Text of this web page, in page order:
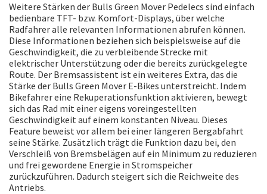
Weitere Stärken der Bulls Green Mover Pedelecs sind einfach
bedienbare TFT- bzw. Komfort-Displays, über welche
Radfahrer alle relevanten Informationen abrufen können.
Diese Informationen beziehen sich beispielsweise auf die
Geschwindigkeit, die zu verbleibende Strecke mit
elektrischer Unterstützung oder die bereits zurückgelegte
Route. Der Bremsassistent ist ein weiteres Extra, das die
Stärke der Bulls Green Mover E-Bikes unterstreicht. Indem
Bikefahrer eine Rekuperationsfunktion aktivieren, bewegt
sich das Rad mit einer eigens voreingestellten
Geschwindigkeit auf einem konstanten Niveau. Dieses
Feature beweist vor allem bei einer längeren Bergabfahrt
seine Stärke. Zusätzlich trägt die Funktion dazu bei, den
Verschleiß von Bremsbelägen auf ein Minimum zu reduzieren
und frei gewordene Energie in Stromspeicher
zurückzuführen. Dadurch steigert sich die Reichweite des
Antriebs.